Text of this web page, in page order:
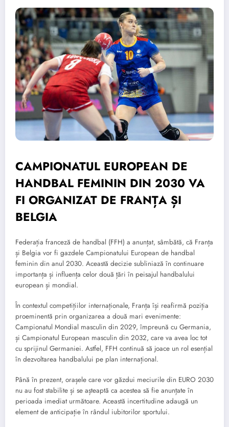
CAMPIONATUL EUROPEAN DE
HANDBAL FEMININ DIN 2030 VA
FI ORGANIZAT DE FRANȚA ȘI
BELGIA
Federația franceză de handbal (FFH) a anunțat, sâmbătă, că Franța
și Belgia vor fi gazdele Campionatului European de handbal
feminin din anul 2030. Această decizie subliniază în continuare
importanța și influența celor două țări în peisajul handbalului
european și mondial.
În contextul competițiilor internaționale, Franța își reafirmă poziția
proeminentă prin organizarea a două mari evenimente:
Campionatul Mondial masculin din 2029, împreună cu Germania,
și Campionatul European masculin din 2032, care va avea loc tot
cu sprijinul Germaniei. Astfel, FFH continuă să joace un rol esențial
în dezvoltarea handbalului pe plan internațional.
Până în prezent, orașele care vor găzdui meciurile din EURO 2030
nu au fost stabilite și se așteaptă ca acestea să fie anunțate în
perioada imediat următoare. Această incertitudine adaugă un
element de anticipație în rândul iubitorilor sportului.